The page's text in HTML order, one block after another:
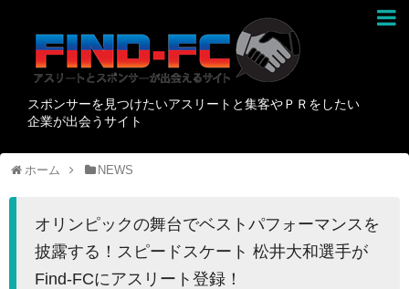
スポンサーを見つけたいアスリートと集客やＰＲをしたい
企業が出会うサイト
ホーム NEWS
オリンピックの舞台でベストパフォーマンスを
披露する！スピードスケート 松井大和選手が
Find-FCにアスリート登録！